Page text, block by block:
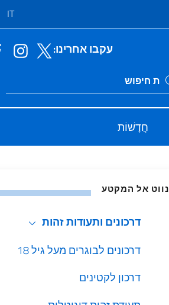
IT
עקבו אחרינו:
Ricerca sito
חֲדָשׁוֹת
נווט אל המקטע
דרכונים ותעודות זהות
דרכונים לבוגרים מעל גיל 18
דרכון לקטינים